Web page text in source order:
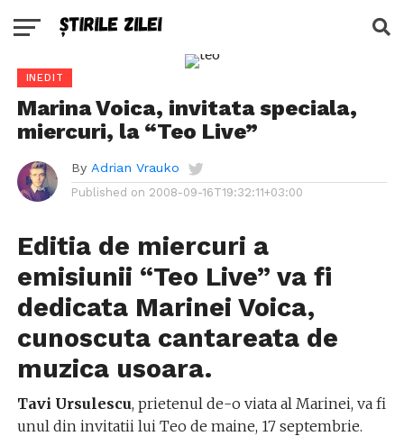
INEDIT
Marina Voica, invitata speciala,
miercuri, la “Teo Live”
By Adrian Vrauko
Published on 2008-09-16T19:32:11+03:00
Editia de miercuri a
emisiunii “Teo Live” va fi
dedicata Marinei Voica,
cunoscuta cantareata de
muzica usoara.
Tavi Ursulescu, prietenul de-o viata al Marinei, va fi
unul din invitatii lui Teo de maine, 17 septembrie.